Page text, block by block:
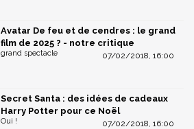
Avatar De feu et de cendres : le grand
film de 2025 ? - notre critique
07/02/2018, 16:00
grand spectacle
Secret Santa : des idées de cadeaux
Harry Potter pour ce Noël
07/02/2018, 16:00
Oui !